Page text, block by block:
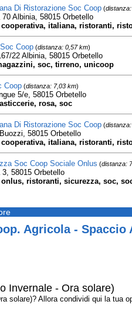
Di Ristorazione Soc Coop(
Albinia, 58015 Orbetello
italiana, ristoranti,
Coop(distanza: 0,57 km)
22 Albinia, 58015 Orbetello
soc, tirreno, unicoop
Coop(distanza: 7,03 km)
5/e, 58015 Orbetello
rosa, soc
Di Ristorazione Soc Coop(
58015 Orbetello
italiana, ristoranti,
Soc Coop Sociale Onlus (distanza:
58015 Orbetello
ristoranti, sicurezza, soc,
Agricola - Spaccio
Invernale - Ora solare)
solare)? Allora condividi qui la tua